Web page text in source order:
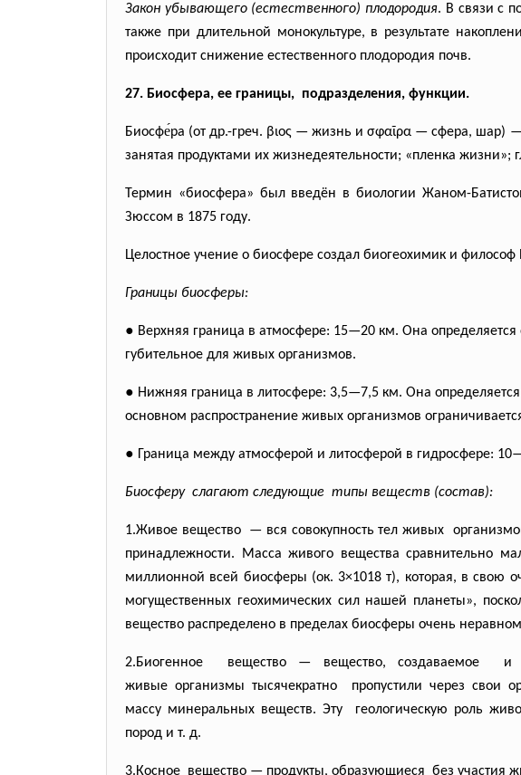
Закон убывающего (естественного) плодородия. В связи с
также при длительной монокультуре, в результате
происходит снижение естественного плодородия почв.
27. Биосфера, ее границы, подразделения, функции.
Биосфе́ра (от др.-греч. βιος — жизнь и σφαῖρα — сфера,
занятая продуктами их жизнедеятельности; «пленка жизни»;
Термин «биосфера» был введён в биологии Жаном-
Зюссом в 1875 году.
Целостное учение о биосфере создал биогеохимик и
Границы биосферы:
● Верхняя граница в атмосфере: 15—20 км. Она
губительное для живых организмов.
● Нижняя граница в литосфере: 3,5—7,5 км. Она
основном распространение живых организмов
● Граница между атмосферой и литосферой в гидросфере:
Биосферу слагают следующие типы веществ (состав):
1.Живое вещество — вся совокупность тел живых
принадлежности. Масса живого вещества сравнительно
миллионной всей биосферы (ок. 3×1018 т), которая, в свою
могущественных геохимических сил нашей планеты»,
вещество распределено в пределах биосферы очень
2.Биогенное вещество — вещество, создаваемое и
живые организмы тысячекратно пропустили через свои
массу минеральных веществ.Эту геологическую роль
пород и т. д.
3.Косное вещество — продукты, образующиеся без участия